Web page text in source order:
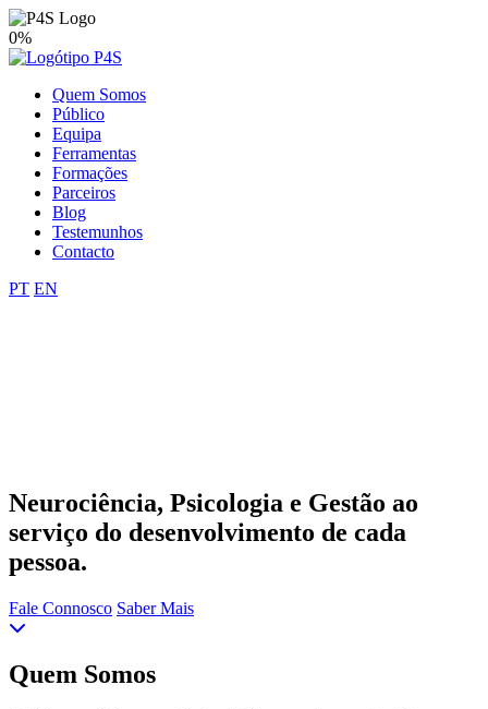
0%
Quem Somos
Público
Equipa
Ferramentas
Formações
Parceiros
Blog
Testemunhos
Contacto
PT EN
Neurociência, Psicologia e Gestão ao
serviço do desenvolvimento de cada
pessoa.
Fale Connosco Saber Mais
Quem Somos